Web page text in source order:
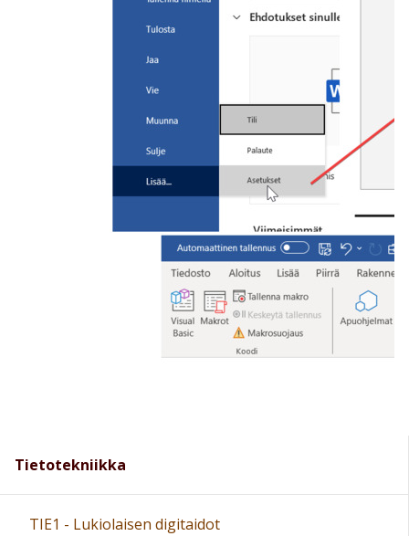
Tietotekniikka
TIE1 - Lukiolaisen digitaidot